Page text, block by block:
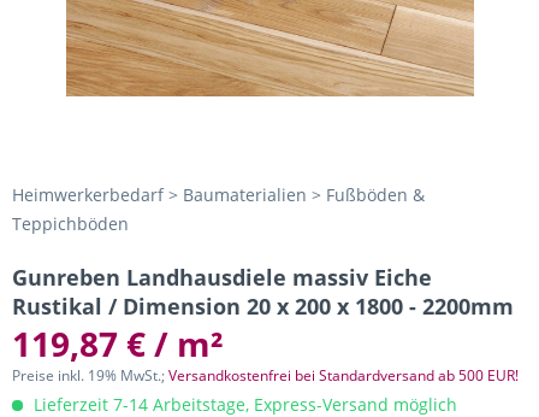
Heimwerkerbedarf > Baumaterialien > Fußböden &
Teppichböden
Gunreben Landhausdiele massiv Eiche
Rustikal / Dimension 20 x 200 x 1800 - 2200mm
119,87 € / m²
Preise inkl. 19% MwSt.;Versandkostenfrei bei Standardversand ab 500 EUR!
Lieferzeit 7-14 Arbeitstage, Express-Versand möglich